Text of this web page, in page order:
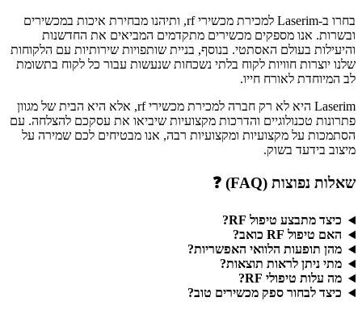
בחרו ב-Laserim למכירת מכשירי rf, ותיהנו מבחירת איכות במכשירים
ובשרות. אנו מספקים מכשירים מתקדמים המביאים את החדשנות
והיעילות בעולם האסתטי. בנוסף, בניית שותפויות שירותיות עם הלקוחות
שלנו יוצרות חוויות לקוח בלתי נשכחות שנעשות עבור כל לקוח בתשומת
לב המיוחדת לאורח חייו.
Laserim היא לא רק חברה למכירת מכשירי rf, אלא היא הבית של מגוון
פתרונות טכנולוגיים והדרכות מקצועיות שיביאו את עסקכם להצלחה. עם
הסתמכות על מקצועיות ומקצועיות רבה, אנו מבטיחים לכם שמירה על
מיצוב בידעד בשוק.
שאלות נפוצות (FAQ) ❓
כיצד מתבצע טיפול RF?
האם טיפול RF כואב?
מהן תופעות הלוואי האפשריות?
מתי ניתן לראות תוצאות?
מה עלות טיפולי RF?
כיצד לבחור ספק מכשירים טוב?